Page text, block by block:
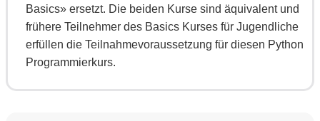
Basics» ersetzt. Die beiden Kurse sind äquivalent und
frühere Teilnehmer des Basics Kurses für Jugendliche
erfüllen die Teilnahmevoraussetzung für diesen Python
Programmierkurs.